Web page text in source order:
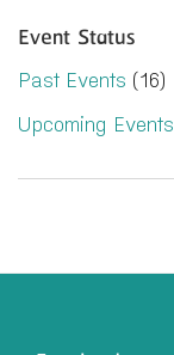
Event Status
Past Events (16)
Upcoming Events